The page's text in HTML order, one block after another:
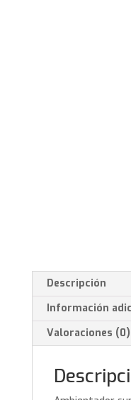
Descripción
Información
Valoraciones (0)